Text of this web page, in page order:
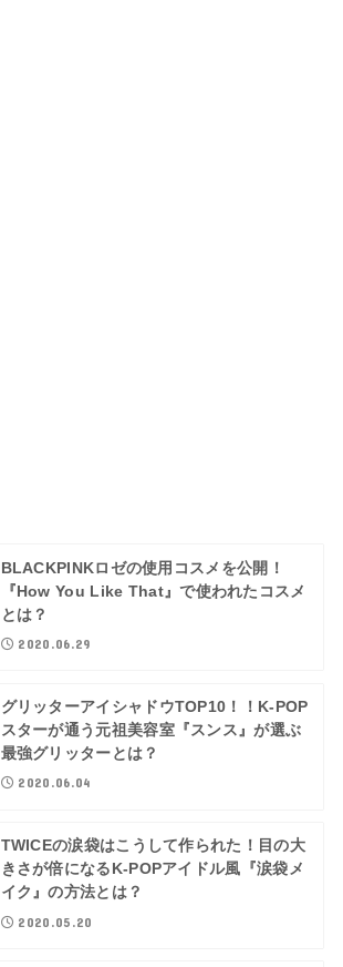
BLACKPINKロゼの使用コスメを公開！
『How You Like That』で使われたコスメ
とは？
2020.06.29
グリッターアイシャドウTOP10！！K-POP
スターが通う元祖美容室『スンス』が選ぶ
最強グリッターとは？
2020.06.04
TWICEの涙袋はこうして作られた！目の大
きさが倍になるK-POPアイドル風『涙袋メ
イク』の方法とは？
2020.05.20